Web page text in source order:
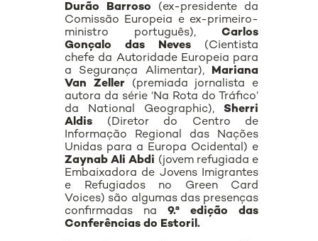
Durão Barroso (ex-presidente da
Comissão Europeia e ex-primeiro-
ministro português), Carlos
Gonçalo das Neves (Cientista
chefe da Autoridade Europeia para
a Segurança Alimentar), Mariana
Van Zeller(premiada jornalista e
autora da série ‘Na Rota do Tráfico’
da National Geographic), Sherri
Aldis (Diretor do Centro de
Informação Regional das Nações
Unidas para a Europa Ocidental) e
Zaynab Ali Abdi (jovem refugiada e
Embaixadora de Jovens Imigrantes
e Refugiados no Green Card
Voices) são algumas das presenças
confirmadas na9.ª edição das
Conferências do Estoril.